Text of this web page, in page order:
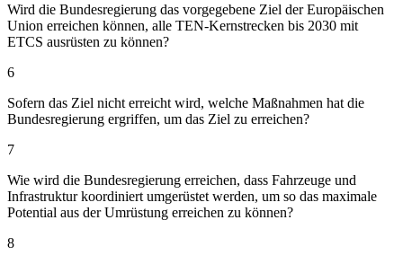
Wird die Bundesregierung das vorgegebene Ziel der Europäischen
Union erreichen können, alle TEN-Kernstrecken bis 2030 mit
ETCS ausrüsten zu können?
6
Sofern das Ziel nicht erreicht wird, welche Maßnahmen hat die
Bundesregierung ergriffen, um das Ziel zu erreichen?
7
Wie wird die Bundesregierung erreichen, dass Fahrzeuge und
Infrastruktur koordiniert umgerüstet werden, um so das maximale
Potential aus der Umrüstung erreichen zu können?
8